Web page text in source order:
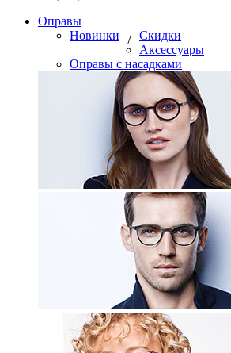
Оправы
Новинки
/ Скидки
Аксессуары
Оправы с насадками